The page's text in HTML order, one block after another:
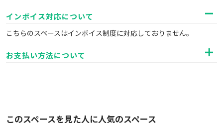
インボイス対応について
こちらのスペースはインボイス制度に対応しておりません。
お支払い方法について
このスペースを見た人に人気のスペース